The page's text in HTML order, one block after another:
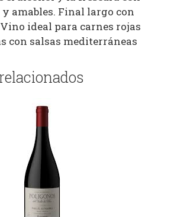
amables. Final largo con
ideal para carnes rojas
con salsas mediterráneas